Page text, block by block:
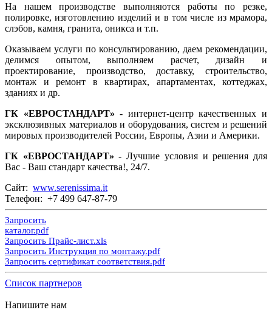
На нашем производстве выполняются работы по резке,
полировке, изготовлению изделий и в том числе из мрамора,
слэбов, камня, гранита, оникса и т.п.
Оказываем услуги по консультированию, даем рекомендации,
делимся опытом, выполняем расчет, дизайн и
проектирование, производство, доставку, строительство,
монтаж и ремонт в квартирах, апартаментах, коттеджах,
зданиях и др.
ГК «ЕВРОСТАНДАРТ» - интернет-центр качественных и
эксклюзивных материалов и оборудования, систем и решений
мировых производителей России, Европы, Азии и Америки.
ГК «ЕВРОСТАНДАРТ» - Лучшие условия и решения для
Вас - Ваш стандарт качества!, 24/7.
Сайт: www.serenissima.it
Телефон: +7 499 647-87-79
Запросить
каталог.pdf
Запросить Прайс-лист.xls
Запросить Инструкция по монтажу.pdf
Запросить сертификат соответствия.pdf
Список партнеров
Напишите нам